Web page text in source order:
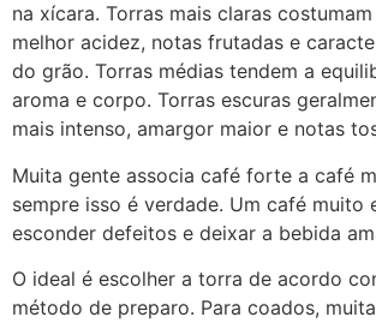
na xícara. Torras mais claras
melhor acidez, notas frutadas e
do grão. Torras médias tendem a
aroma e corpo. Torras escuras
mais intenso, amargor maior e notas
Muita gente associa café forte a café
sempre isso é verdade. Um café muito
esconder defeitos e deixar a bebida
O ideal é escolher a torra de acordo
método de preparo. Para coados,